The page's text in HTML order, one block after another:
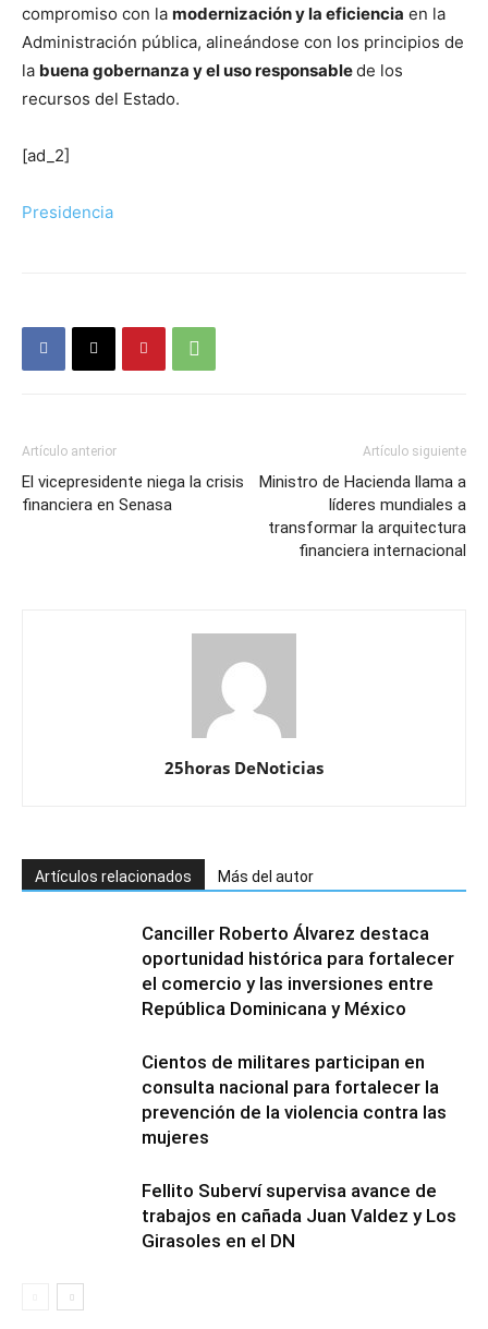
compromiso con la modernización y la eficiencia en la
Administración pública, alineándose con los principios de
la buena gobernanza y el uso responsablede los
recursos del Estado.
[ad_2]
Presidencia
Artículo anterior
El vicepresidente niega la crisis
financiera en Senasa
Artículo siguiente
Ministro de Hacienda llama a
líderes mundiales a
transformar la arquitectura
financiera internacional
25horas DeNoticias
Artículos relacionados Más del autor
Canciller Roberto Álvarez destaca
oportunidad histórica para fortalecer
el comercio y las inversiones entre
República Dominicana y México
Cientos de militares participan en
consulta nacional para fortalecer la
prevención de la violencia contra las
mujeres
Fellito Suberví supervisa avance de
trabajos en cañada Juan Valdez y Los
Girasoles en el DN